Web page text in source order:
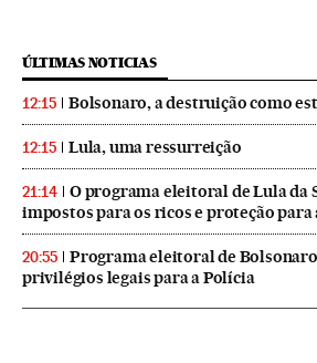
ÚLTIMAS NOTICIAS
12:15 Bolsonaro, a destruição como
12:15 Lula, uma ressurreição
21:14
O programa eleitoral de Lula da
impostos para os ricos e proteção para
20:55
Programa eleitoral de
privilégios legais para a Polícia